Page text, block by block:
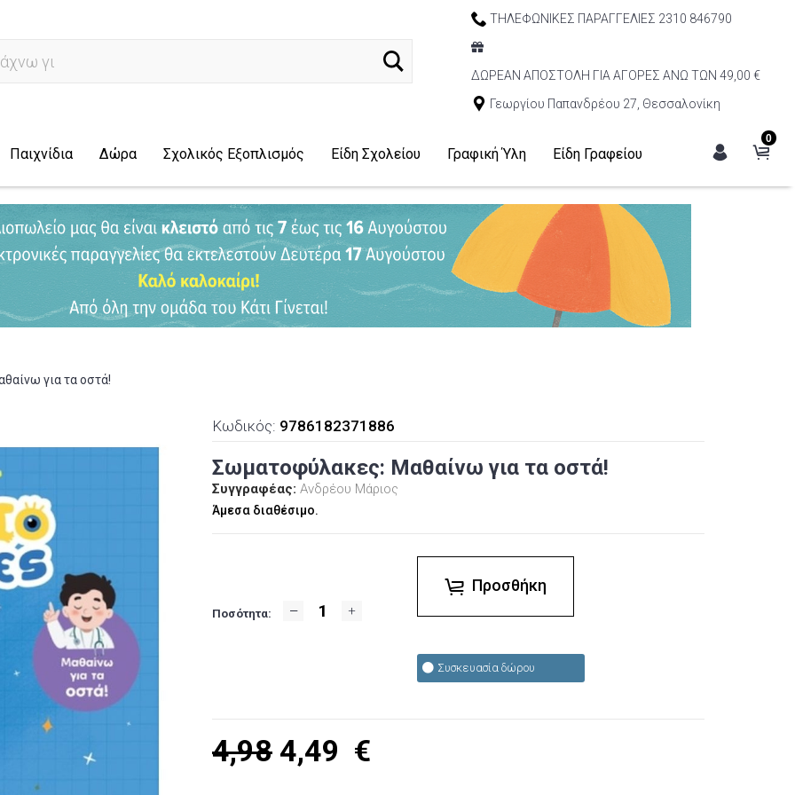
για...
ΤΗΛΕΦΩΝΙΚΕΣ ΠΑΡΑΓΓΕΛΙΕΣ 2310 846790
ΔΩΡΕΑΝ ΑΠΟΣΤΟΛΗ ΓΙΑ ΑΓΟΡΕΣ ΑΝΩ ΤΩΝ 49,00 €
Γεωργίου Παπανδρέου 27, Θεσσαλονίκη
0
Παιχνίδια Δώρα Σχολικός Εξοπλισμός Είδη Σχολείου Γραφική Ύλη Είδη Γραφείου
για τα οστά!
Κωδικός: 9786182371886
Σωματοφύλακες: Μαθαίνω για τα οστά!
Συγγραφέας: Ανδρέου Μάριος
Άμεσα διαθέσιμο.
Ποσότητα:
Προσθήκη
Συσκευασία δώρου
4,98 4,49 €